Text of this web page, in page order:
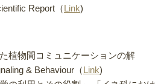
Report（Link)
植物間コミュニケーションの解
& Behaviour（Link)